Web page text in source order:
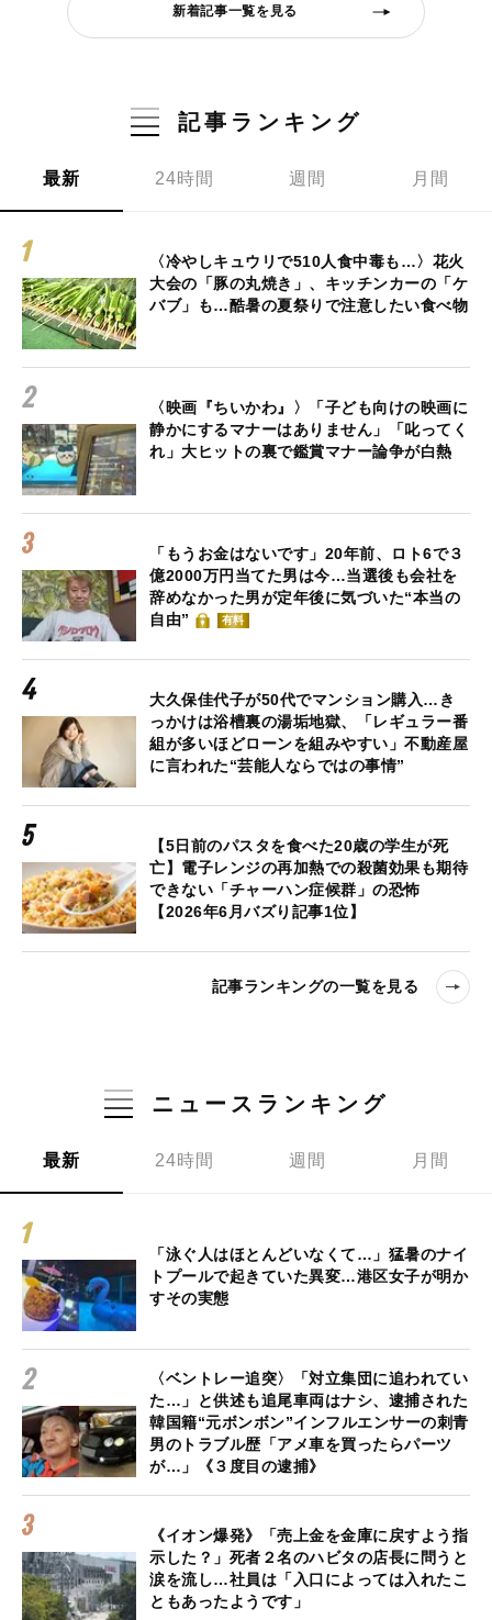
新着記事一覧を見る
記事ランキング
最新 24時間 週間 月間
〈冷やしキュウリで510人食中毒も…〉花火
大会の「豚の丸焼き」、キッチンカーの「ケ
バブ」も…酷暑の夏祭りで注意したい食べ物
〈映画『ちいかわ』〉「子ども向けの映画に
静かにするマナーはありません」「叱ってく
れ」大ヒットの裏で鑑賞マナー論争が白熱
「もうお金はないです」20年前、ロト6で３
億2000万円当てた男は今…当選後も会社を
辞めなかった男が定年後に気づいた“本当の
自由”
有料
大久保佳代子が50代でマンション購入…き
っかけは浴槽裏の湯垢地獄、「レギュラー番
組が多いほどローンを組みやすい」不動産屋
に言われた“芸能人ならではの事情”
【5日前のパスタを食べた20歳の学生が死
亡】電子レンジの再加熱での殺菌効果も期待
できない「チャーハン症候群」の恐怖
【2026年6月バズり記事1位】
記事ランキングの一覧を見る
ニュースランキング
最新 24時間 週間 月間
「泳ぐ人はほとんどいなくて…」猛暑のナイ
トプールで起きていた異変…港区女子が明か
すその実態
〈ベントレー追突〉「対立集団に追われてい
た…」と供述も追尾車両はナシ、逮捕された
韓国籍“元ボンボン”インフルエンサーの刺青
男のトラブル歴「アメ車を買ったらパーツ
が…」《３度目の逮捕》
《イオン爆発》「売上金を金庫に戻すよう指
示した？」死者２名のハビタの店長に問うと
涙を流し…社員は「入口によっては入れたこ
ともあったようです」